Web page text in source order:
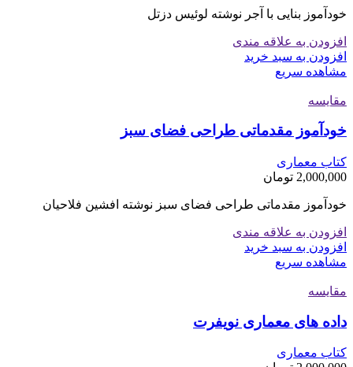
خودآموز بنایی با آجر نوشته لوئیس دزتل
افزودن به علاقه مندی
افزودن به سبد خرید
مشاهده سریع
مقایسه
خودآموز مقدماتی طراحی فضای سبز
کتاب معماری
2,000,000 تومان
خودآموز مقدماتی طراحی فضای سبز نوشته افشین فلاحیان
افزودن به علاقه مندی
افزودن به سبد خرید
مشاهده سریع
مقایسه
داده های معماری نویفرت
کتاب معماری